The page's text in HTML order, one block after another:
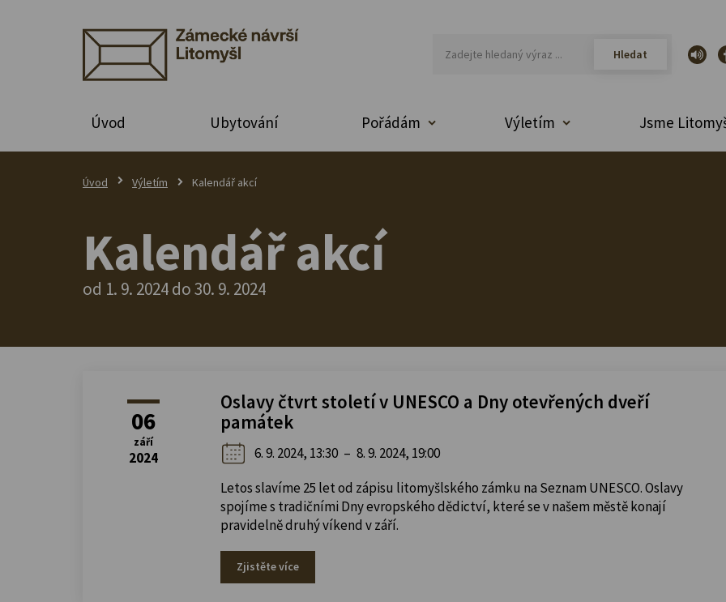
Úvod Ubytování Pořádám Výletím Jsme
Úvod Výletím Kalendář akcí
Kalendář akcí
od 1. 9. 2024 do 30. 9. 2024
06
září
2024
Oslavy čtvrt století v UNESCO a Dny otevřených dveří
památek
6. 9. 2024, 13:30 – 8. 9. 2024, 19:00
Letos slavíme 25 let od zápisu litomyšlského zámku na Seznam UNESCO. Oslavy
spojíme s tradičními Dny evropského dědictví, které se v našem městě konají
pravidelně druhý víkend v září.
Zjistěte více